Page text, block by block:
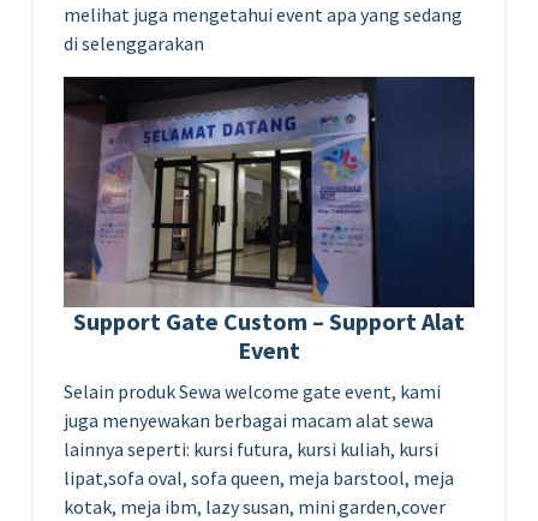
melihat juga mengetahui event apa yang sedang
di selenggarakan
Support Gate Custom – Support Alat
Event
Selain produk Sewa welcome gate event, kami
juga menyewakan berbagai macam alat sewa
lainnya seperti: kursi futura, kursi kuliah, kursi
lipat,sofa oval, sofa queen, meja barstool, meja
kotak, meja ibm, lazy susan, mini garden,cover